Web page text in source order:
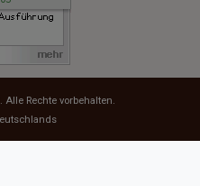
. Alle Rechte vorbehalten.